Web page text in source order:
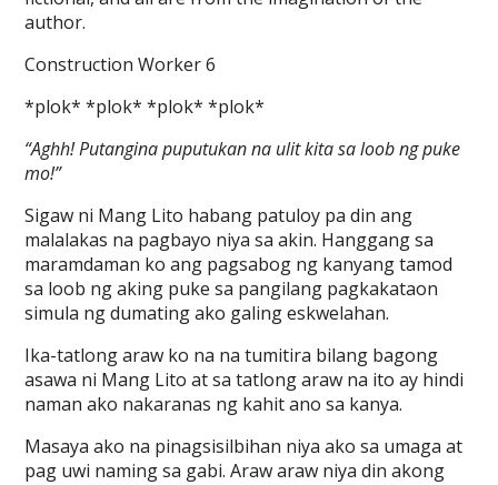
author.
Construction Worker 6
*plok* *plok* *plok* *plok*
“Aghh! Putangina puputukan na ulit kita sa loob ng puke
mo!”
Sigaw ni Mang Lito habang patuloy pa din ang
malalakas na pagbayo niya sa akin. Hanggang sa
maramdaman ko ang pagsabog ng kanyang tamod
sa loob ng aking puke sa pangilang pagkakataon
simula ng dumating ako galing eskwelahan.
Ika-tatlong araw ko na na tumitira bilang bagong
asawa ni Mang Lito at sa tatlong araw na ito ay hindi
naman ako nakaranas ng kahit ano sa kanya.
Masaya ako na pinagsisilbihan niya ako sa umaga at
pag uwi naming sa gabi. Araw araw niya din akong